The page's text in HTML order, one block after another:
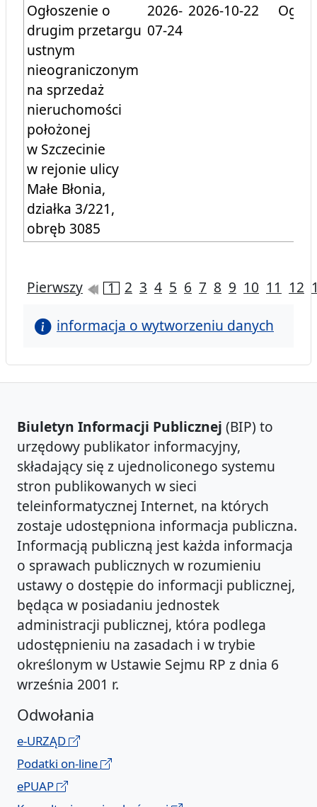
Ogłoszenie o
drugim przetargu
ustnym
nieograniczonym
na sprzedaż
nieruchomości
położonej
w Szczecinie
w rejonie ulicy
Małe Błonia,
działka 3/221,
obręb 3085
2026-
07-24
2026-10-22
Pierwszy 1 2 3 4 5 6 7 8 9 10 11 12
informacja o wytworzeniu danych
Biuletyn Informacji Publicznej (BIP) to
urzędowy publikator informacyjny,
składający się z ujednoliconego systemu
stron publikowanych w sieci
teleinformatycznej Internet, na których
zostaje udostępniona informacja publiczna.
Informacją publiczną jest każda informacja
o sprawach publicznych w rozumieniu
ustawy o dostępie do informacji publicznej,
będąca w posiadaniu jednostek
administracji publicznej, która podlega
udostępnieniu na zasadach i w trybie
określonym w Ustawie Sejmu RP z dnia 6
września 2001 r.
Odwołania
e-URZĄD
Podatki on-line
ePUAP